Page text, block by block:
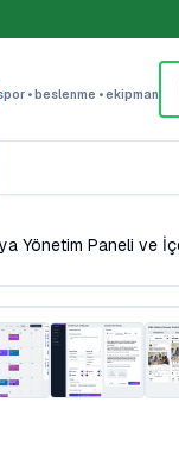
• beslenme • ekipman
Yönetim Paneli ve